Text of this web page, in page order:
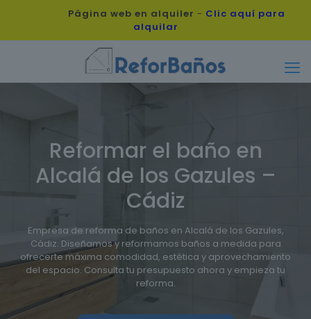
Página web en alquiler - Clic aquí para
alquilar
Reformar el baño en
Alcalá de los Gazules –
Cádiz
Empresa de reforma de baños en Alcalá de los Gazules,
Cádiz. Diseñamos y reformamos baños a medida para
ofrecerte máxima comodidad, estética y aprovechamiento
del espacio. Consulta tu presupuesto ahora y empieza tu
reforma.